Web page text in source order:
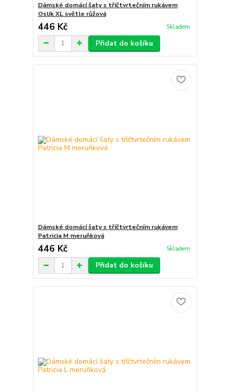
Dámské domácí šaty s tříčtvrtečním rukávem
Oslík XL světle růžová
446 Kč Skladem
Přidat do košíku
Dámské domácí šaty s tříčtvrtečním rukávem
Patricia M meruňková
446 Kč Skladem
Přidat do košíku